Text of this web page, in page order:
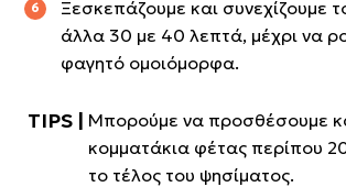
Ξεσκεπάζουμε και συνεχίζουμε
άλλα 30 με 40 λεπτά, μέχρι να
φαγητό ομοιόμορφα.
Μπορούμε να προσθέσουμε
κομματάκια φέτας περίπου
το τέλος του ψησίματος.